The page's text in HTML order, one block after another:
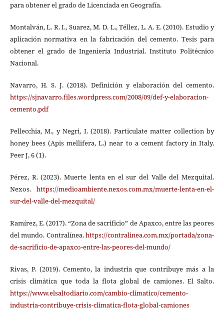
para obtener el grado de Licenciada en Geografía.
Montalván, L. R. I., Suarez, M. D. L., Téllez, L. A. E. (2010). Estudio y
aplicación normativa en la fabricación del cemento. Tesis para
obtener el grado de Ingeniería Industrial. Instituto Politécnico
Nacional.
Navarro, H. S. J. (2018). Definición y elaboración del cemento.
https://sjnavarro.files.wordpress.com/2008/09/def-y-elaboracion-
cemento.pdf
Pellecchia, M., y Negri, I. (2018). Particulate matter collection by
honey bees (Apis mellifera, L.) near to a cement factory in Italy.
Peer J, 6 (1).
Pérez, R. (2023). Muerte lenta en el sur del Valle del Mezquital.
Nexos.https://medioambiente.nexos.com.mx/muerte-lenta-en-el-
sur-del-valle-del-mezquital/
Ramírez, E. (2017). “Zona de sacrificio” de Apaxco, entre las peores
del mundo. Contralínea.https://contralinea.com.mx/portada/zona-
de-sacrificio-de-apaxco-entre-las-peores-del-mundo/
Rivas, P. (2019). Cemento, la industria que contribuye más a la
crisis climática que toda la flota global de camiones. El Salto.
https://www.elsaltodiario.com/cambio-climatico/cemento-
industria-contribuye-crisis-climatica-flota-global-camiones